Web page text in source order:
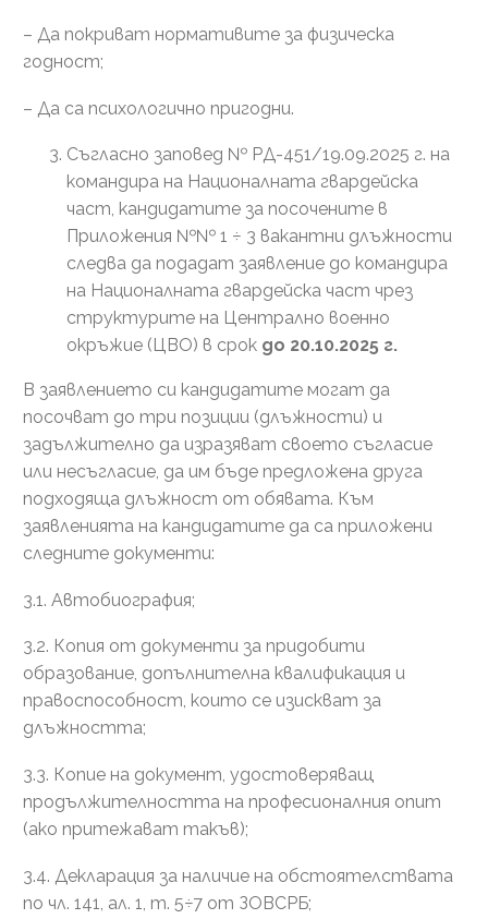
– Да покриват нормативите за физическа
годност;
– Да са психологично пригодни.
Съгласно заповед № РД-451/19.09.2025 г. на
командира на Националната гвардейска
част, кандидатите за посочените в
Приложения №№ 1 ÷ 3 вакантни длъжности
следва да подадат заявление до командира
на Националната гвардейска част чрез
структурите на Централно военно
окръжие (ЦВО) в срок до 20.10.2025 г.
В заявлението си кандидатите могат да
посочват до три позиции (длъжности) и
задължително да изразяват своето съгласие
или несъгласие, да им бъде предложена друга
подходяща длъжност от обявата. Към
заявленията на кандидатите да са приложени
следните документи:
3.1. Автобиография;
3.2. Копия от документи за придобити
образование, допълнителна квалификация и
правоспособност, които се изискват за
длъжността;
3.3. Копие на документ, удостоверяващ
продължителността на професионалния опит
(ако притежават такъв);
3.4. Декларация за наличие на обстоятелствата
по чл. 141, ал. 1, т. 5÷7 от ЗОВСРБ;